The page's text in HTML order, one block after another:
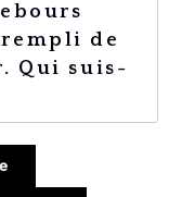
de
Qui suis-